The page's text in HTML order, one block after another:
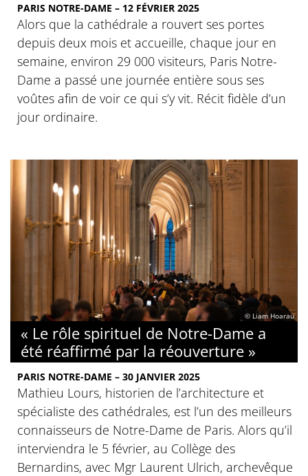
PARIS NOTRE-DAME – 12 FÉVRIER 2025
Alors que la cathédrale a rouvert ses portes
depuis deux mois et accueille, chaque jour en
semaine, environ 29 000 visiteurs, Paris Notre-
Dame a passé une journée entière sous ses
voûtes afin de voir ce qui s’y vit. Récit fidèle d’un
jour ordinaire.
© Liam Hoarau
« Le rôle spirituel de Notre-Dame a
été réaffirmé par la réouverture »
PARIS NOTRE-DAME – 30 JANVIER 2025
Mathieu Lours, historien de l’architecture et
spécialiste des cathédrales, est l’un des meilleurs
connaisseurs de Notre-Dame de Paris. Alors qu’il
interviendra le 5 février, au Collège des
Bernardins, avec Mgr Laurent Ulrich, archevêque